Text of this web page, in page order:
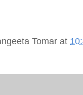
Tomar at